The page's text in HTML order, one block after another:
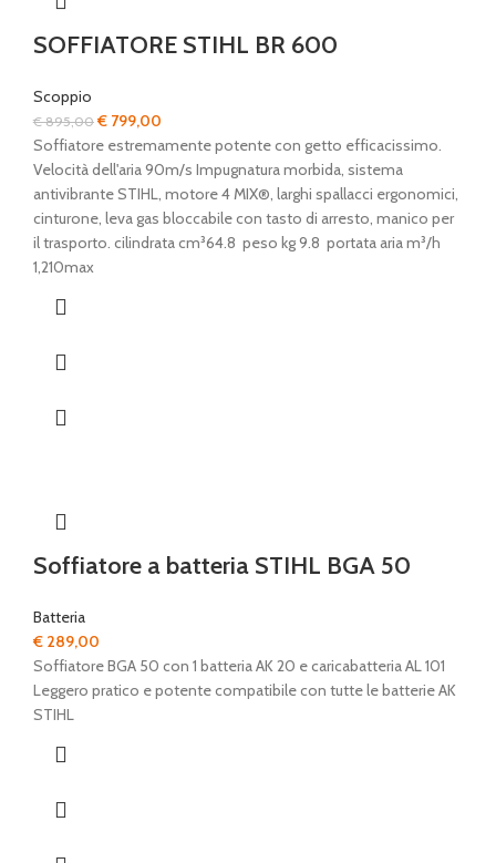
SOFFIATORE STIHL BR 600
Scoppio
€895,00Il
prezzo
originale
era:
€ 895,00.
€ 799,00
prezzo
attuale
è:
€ 799,00.
Soffiatore estremamente potente con getto efficacissimo.
Velocità dell'aria 90m/s Impugnatura morbida, sistema
antivibrante STIHL, motore 4 MIX®, larghi spallacci ergonomici,
cinturone, leva gas bloccabile con tasto di arresto, manico per
il trasporto. cilindrata cm³64.8 peso kg 9.8 portata aria m³/h
1,210max
Soffiatore a batteria STIHL BGA 50
Batteria
€ 289,00
Soffiatore BGA 50 con 1 batteria AK 20 e caricabatteria AL 101
Leggero pratico e potente compatibile con tutte le batterie AK
STIHL